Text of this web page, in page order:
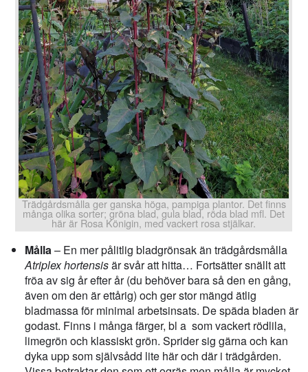
Trädgårdsmålla ger ganska höga, pampiga plantor. Det finns
många olika sorter; gröna blad, gula blad, röda blad mfl. Det
här är Rosa Königin, med vackert rosa stjälkar.
Målla– En mer pålitlig bladgrönsak än trädgårdsmålla
Atriplex hortensisär svår att hitta… Fortsätter snällt att
fröa av sig år efter år (du behöver bara så den en gång,
även om den är ettårig) och ger stor mängd ätlig
bladmassa för minimal arbetsinsats. De späda bladen är
godast. Finns i många färger, bl a som vackert rödlila,
limegrön och klassiskt grön. Sprider sig gärna och kan
dyka upp som självsådd lite här och där i trädgården.